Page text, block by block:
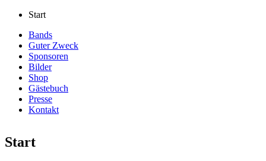
Start
Bands
Guter Zweck
Sponsoren
Bilder
Shop
Gästebuch
Presse
Kontakt
Start